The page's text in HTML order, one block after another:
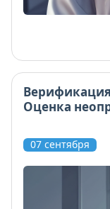
Оценка
07 сентября